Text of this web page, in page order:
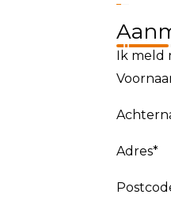
Ik meld
Adres*